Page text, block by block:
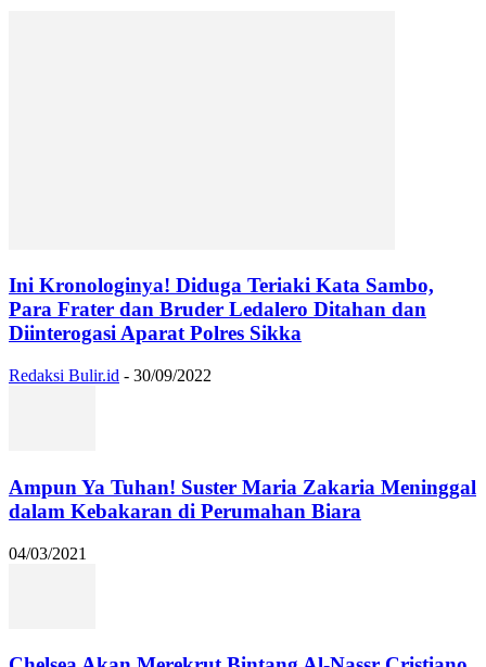
Ini Kronologinya! Diduga Teriaki Kata Sambo,
Para Frater dan Bruder Ledalero Ditahan dan
Diinterogasi Aparat Polres Sikka
Redaksi Bulir.id - 30/09/2022
Ampun Ya Tuhan! Suster Maria Zakaria Meninggal
dalam Kebakaran di Perumahan Biara
04/03/2021